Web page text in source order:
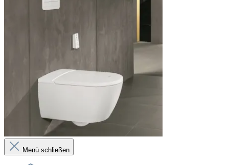
Menü schließen